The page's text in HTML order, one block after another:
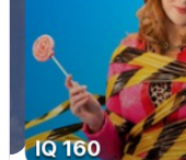
DOSJE JARAK